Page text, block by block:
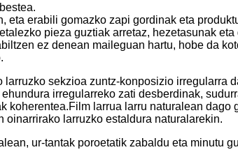
eta erabili gomazko zapi gordinak eta
pieza guztiak arretaz, hezetasunak
ez denean maileguan hartu, hobe da
sekzioa zuntz-konposizio
irregularreko zati desberdinak,
koherentea.Film larrua larru naturalean
larruzko estaldura naturalarekin.
ur-tantak poroetatik zabaldu eta minutu